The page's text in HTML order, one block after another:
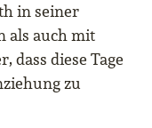
in seiner
als auch mit
dass diese Tage
zu